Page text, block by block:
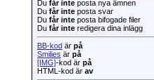
Du får inte posta nya ämnen
Du får inte posta svar
Du får inte posta bifogade filer
Du får inte redigera dina inlägg
BB-kod är på
Smilies är på
[IMG]-kod är på
HTML-kod är av